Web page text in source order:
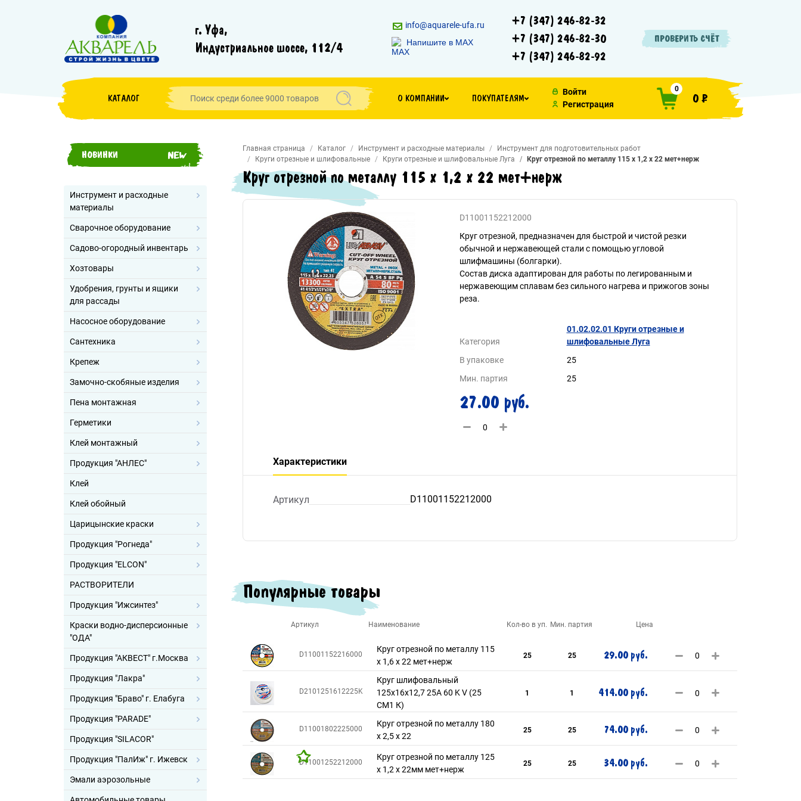
г. Уфа,
Индустриальное шоссе, 112/4
info@aquarele-ufa.ru
Напишите в MAX
+7 (347) 246-82-32
+7 (347) 246-82-30
+7 (347) 246-82-92
ПРОВЕРИТЬ СЧЁТ
КАТАЛОГ О КОМПАНИИ ПОКУПАТЕЛЯМ
Войти
Регистрация
0
0 ₽
НОВИНКИ
Инструмент и расходные
материалы
Сварочное оборудование
Садово-огородный инвентарь
Хозтовары
Удобрения, грунты и ящики
для рассады
Насосное оборудование
Сантехника
Крепеж
Замочно-скобяные изделия
Пена монтажная
Герметики
Клей монтажный
Продукция "АНЛЕС"
Клей
Клей обойный
Царицынские краски
Продукция "Рогнеда"
Продукция "ELCON"
РАСТВОРИТЕЛИ
Продукция "Ижсинтез"
Краски водно-дисперсионные
"ОДА"
Продукция "АКВЕСТ" г.Москва
Продукция "Лакра"
Продукция "Браво" г. Елабуга
Продукция "PARADE"
Продукция "SILACOR"
Продукция "ПалИж" г. Ижевск
Эмали аэрозольные
Главная страница Каталог Инструмент и расходные материалы
Инструмент для подготовительных работ
Круги отрезные и шлифовальные
Круги отрезные и шлифовальные Луга Круг отрезной по металлу 115 х 1,2 х 22 мет+нерж
Круг отрезной по металлу 115 х 1,2 х 22 мет+нерж
D11001152212000
Круг отрезной, предназначен для быстрой и чистой резки
обычной и нержавеющей стали с помощью угловой
шлифмашины (болгарки).
Состав диска адаптирован для работы по легированным и
нержавеющим сплавам без сильного нагрева и прижогов зоны
реза.
Категория
01.02.02.01 Круги отрезные и
шлифовальные Луга
В упаковке
25
Мин. партия
25
27.00 руб.
Характеристики
Артикул D11001152212000
Популярные товары
Артикул Наименование Кол-во в уп. Мин. партия Цена
D11001152216000
Круг отрезной по металлу 115
х 1,6 х 22 мет+нерж
25 25 29.00 руб.
D2101251612225K
Круг шлифовальный
125х16х12,7 25A 60 K V (25
СМ1 К)
1 1 414.00 руб.
D11001802225000
Круг отрезной по металлу 180
х 2,5 х 22
25 25 74.00 руб.
D11001252212000
Круг отрезной по металлу 125
х 1,2 х 22мм мет+нерж
25 25 34.00 руб.